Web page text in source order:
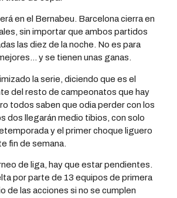
en el Bernabeu. Barcelona cierra en
sin importar que ambos partidos
las diez de la noche. No es para
y se tienen unas ganas.
la serie, diciendo que es el
del resto de campeonatos que hay
todos saben que odia perder con los
dos llegarán medio tibios, con solo
y el primer choque liguero
fin de semana.
de liga, hay que estar pendientes.
por parte de 13 equipos de primera
de las acciones si no se cumplen